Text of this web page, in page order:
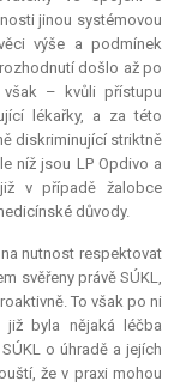
jinou systémovou
výše a podmínek
došlo až po
– kvůli přístupu
lékařky, a za této
diskriminující striktně
níž jsou LP Opdivo a
v případě žalobce
důvody.
nutnost respektovat
svěřeny právě SÚKL,
To však po ni
již byla nějaká léčba
o úhradě a jejích
že v praxi mohou